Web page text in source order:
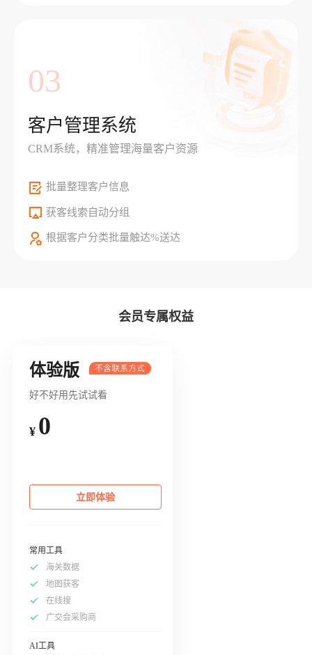
03
客户管理系统
CRM系统，精准管理海量客户资源
批量整理客户信息
获客线索自动分组
根据客户分类批量触达%送达
会员专属权益
体验版
好不好用先试试看
¥ 0
立即体验
常用工具
海关数据
地图获客
在线搜
广交会采购商
AI工具